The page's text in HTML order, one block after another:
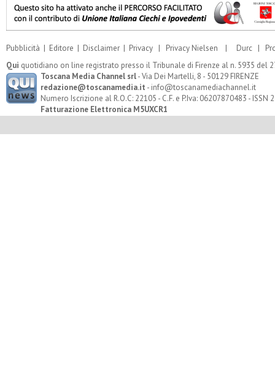
Pubblicità | Editore | Disclaimer | Privacy | Privacy Nielsen | Durc |
Qui quotidiano on line registrato presso il Tribunale di Firenze al n. 5935 del
Toscana Media Channel srl- Via Dei Martelli, 8 - 50129 FIRENZE
redazione@toscanamedia.it - info@toscanamediachannel.it
Numero Iscrizione al R.O.C: 22105 - C.F. e P.Iva: 06207870483 - ISSN
Fatturazione Elettronica M5UXCR1